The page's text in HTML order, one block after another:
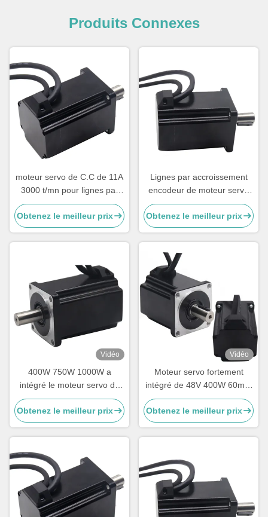
Produits Connexes
moteur servo de C.C de 11A
3000 t/mn pour lignes par
accroissement encodeur de
robot les 2500
Obtenez le meilleur prix
Lignes par accroissement
encodeur de moteur servo
de robot de la haute
précision IP65 2500
Obtenez le meilleur prix
Vidéo
400W 750W 1000W a
intégré le moteur servo de
C.C pour l'industrie
robotique
Obtenez le meilleur prix
Vidéo
Moteur servo fortement
intégré de 48V 400W 60mm
pour le robot
Obtenez le meilleur prix